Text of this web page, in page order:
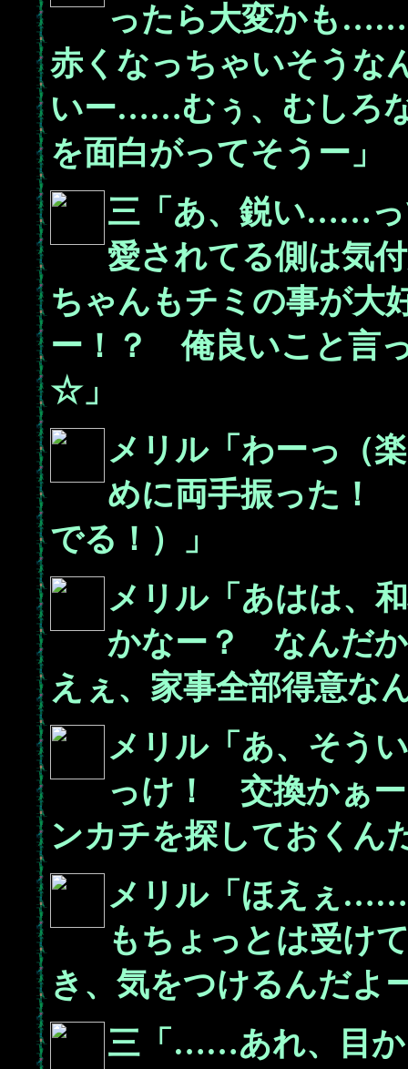
ったら大変かも……
赤くなっちゃいそう
いー……むぅ、むしろ
を面白がってそうー」
三「あ、鋭い……っ
愛されてる側は気
ちゃんもチミの事が
ー！？ 俺良いこと言
☆」
メリル「わーっ（
めに両手振った！
でる！）」
メリル「あはは、
かなー？ なんだ
えぇ、家事全部得意
メリル「あ、そう
っけ！ 交換かぁ
ンカチを探しておくん
メリル「ほえぇ……
もちょっとは受け
き、気をつけるんだよ
三「……あれ、目か